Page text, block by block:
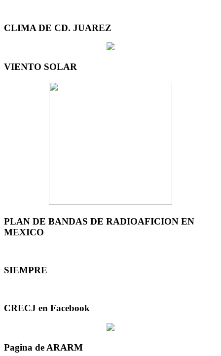
CLIMA DE CD. JUAREZ
VIENTO SOLAR
PLAN DE BANDAS DE RADIOAFICION EN
MEXICO
SIEMPRE
CRECJ en Facebook
Pagina de ARARM